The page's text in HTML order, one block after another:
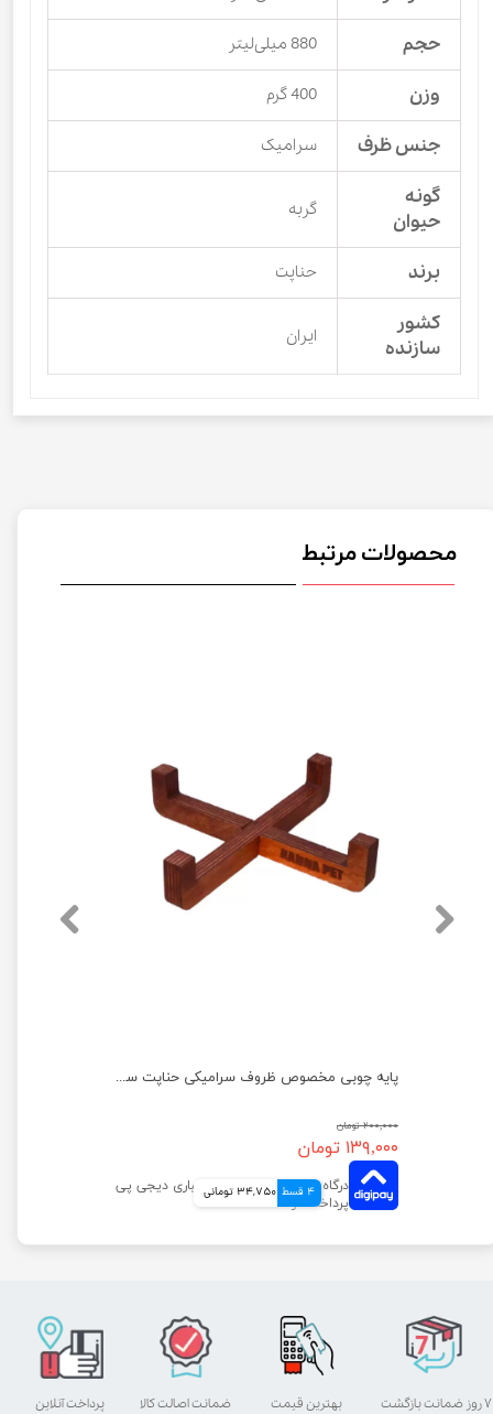
حجم 880 میلی‌لیتر
وزن 400 گرم
جنس ظرف سرامیک
گونه
حیوان
گربه
برند حناپت
کشور
سازنده
ایران
محصولات مرتبط
پایه چوبی مخصوص ظروف سرامیکی حناپت سایز S
۲۰۰,۰۰۰ تومان
۱۳۹,۰۰۰ تومان
4 قسط 34,750 تومانی
بهترین قیمت پرداخت آنلاین ۷ روز ضمانت بازگشت ضمانت اصالت کالا